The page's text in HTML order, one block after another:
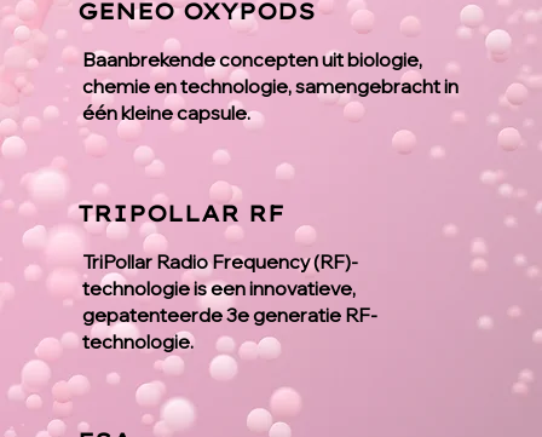
GENEO OXYPODS
Baanbrekende concepten uit biologie,
chemie en technologie, samengebracht in
één kleine capsule.
TRIPOLLAR RF
TriPollar Radio Frequency (RF)-
technologie is een innovatieve,
gepatenteerde 3e generatie RF-
technologie.